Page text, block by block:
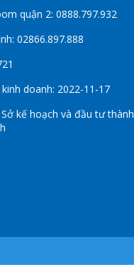
quận 2: 0888.797.932
02866.897.888
doanh: 2022-11-17
kế hoạch và đầu tư thành